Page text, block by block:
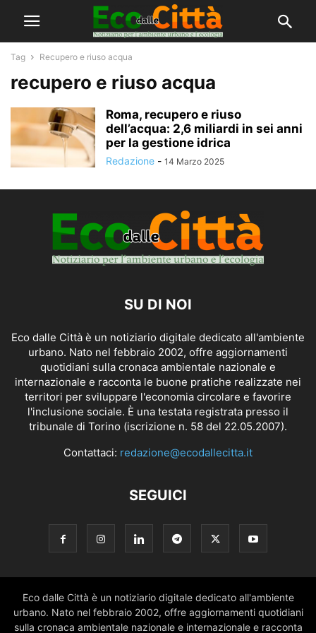
Tag Recupero e riuso acqua
recupero e riuso acqua
Roma, recupero e riuso
dell’acqua: 2,6 miliardi in sei anni
per la gestione idrica
Redazione - 14 Marzo 2025
SU DI NOI
Eco dalle Città è un notiziario digitale dedicato all'ambiente
urbano. Nato nel febbraio 2002, offre aggiornamenti
quotidiani sulla cronaca ambientale nazionale e
internazionale e racconta le buone pratiche realizzate nei
territori per sviluppare l'economia circolare e favorire
l'inclusione sociale. È una testata registrata presso il
tribunale di Torino (iscrizione n. 58 del 22.05.2007).
Contattaci: redazione@ecodallecitta.it
SEGUICI
Eco dalle Città è un notiziario digitale dedicato all'ambiente
urbano. Nato nel febbraio 2002, offre aggiornamenti quotidiani
sulla cronaca ambientale nazionale e internazionale e racconta